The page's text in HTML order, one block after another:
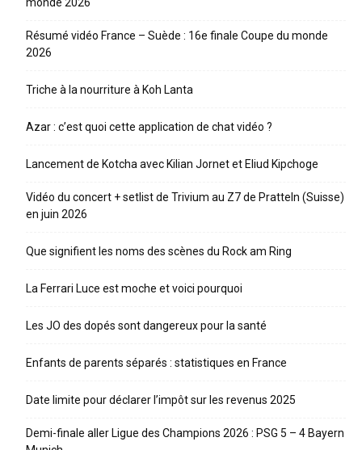
Résumé vidéo France – Suède : 16e finale Coupe du monde
2026
Triche à la nourriture à Koh Lanta
Azar : c’est quoi cette application de chat vidéo ?
Lancement de Kotcha avec Kilian Jornet et Eliud Kipchoge
Vidéo du concert + setlist de Trivium au Z7 de Pratteln (Suisse)
en juin 2026
Que signifient les noms des scènes du Rock am Ring
La Ferrari Luce est moche et voici pourquoi
Les JO des dopés sont dangereux pour la santé
Enfants de parents séparés : statistiques en France
Date limite pour déclarer l’impôt sur les revenus 2025
Demi-finale aller Ligue des Champions 2026 : PSG 5 – 4 Bayern